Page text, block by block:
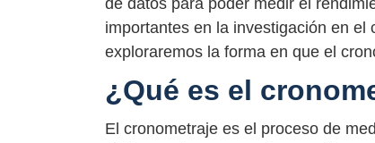
de datos para poder medir el
importantes en la investigación en
exploraremos la forma en que el
¿Qué es el
El cronometraje es el proceso de